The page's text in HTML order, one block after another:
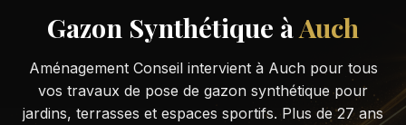
Gazon Synthétique àAuch
Aménagement Conseil intervient à Auch pour tous
vos travaux de pose de gazon synthétique pour
jardins, terrasses et espaces sportifs. Plus de 27 ans